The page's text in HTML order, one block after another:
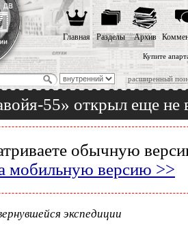
Купите
расширенный
Главная Разделы Архив
55» открыл еще не
обычную
мобильную версию >>
экспедиции